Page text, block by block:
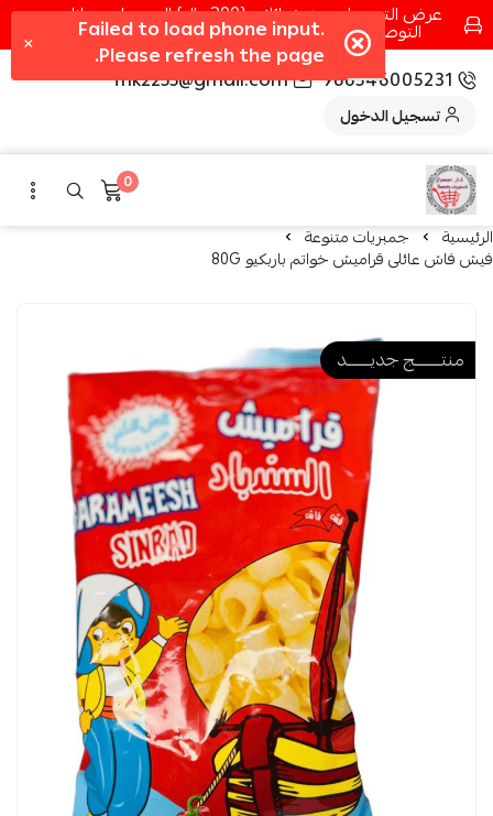
عرض التوصيل عند شرائك بـ{200ريال} التوصيل مجانا
التوصيل في مكه فقط كل اسبوع اصناف جديدة
966546005231
fhk2255@gmail.com
تسجيل الدخول
0
الرئيسية جمبريات متنوعة
فيش فاش عائلى قراميش خواتم باربكيو 80G
منتــــــــج جديـــــــد